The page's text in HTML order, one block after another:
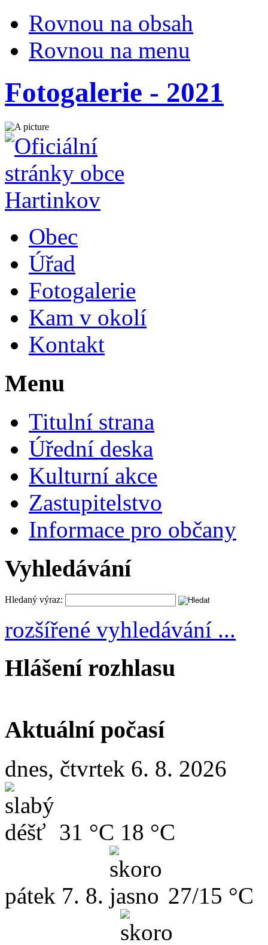
Rovnou na obsah
Rovnou na menu
Fotogalerie - 2021
Obec
Úřad
Fotogalerie
Kam v okolí
Kontakt
Menu
Titulní strana
Úřední deska
Kulturní akce
Zastupitelstvo
Informace pro občany
Vyhledávání
Hledaný výraz:
rozšířené vyhledávání ...
Hlášení rozhlasu
Aktuální počasí
dnes, čtvrtek 6. 8. 2026
31 °C 18 °C
pátek 7. 8. 27/15 °C